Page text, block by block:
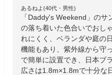
あるねよ(40代・男性)
「Daddy's Weekend」の
の落ち着いた色合いでおし
れにくく、ベランダや庭の
機能もあり、紫外線から守
で簡単に設置でき、日本ブ
広さは1.8m×1.8mで十分な